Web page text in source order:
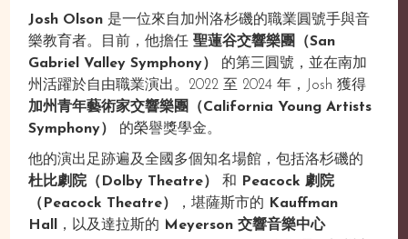
Josh Olson 是一位來自加州洛杉磯的職業圓號手與音
樂教育者。目前，他擔任聖蓮谷交響樂團（San
Gabriel Valley Symphony）
的第三圓號，並在南加
州活躍於自由職業演出。2022 至 2024 年，Josh 獲得
加州青年藝術家交響樂團（California Young Artists
Symphony）
的榮譽獎學金。
他的演出足跡遍及全國多個知名場館，包括洛杉磯的
杜比劇院（Dolby Theatre）
和 Peacock 劇院
（Peacock Theatre）
，堪薩斯市的 Kauffman
Hall ，以及達拉斯的 Meyerson 交響音樂中心